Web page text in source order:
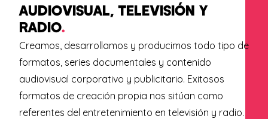
AUDIOVISUAL, TELEVISIÓN Y
RADIO.
Creamos, desarrollamos y producimos todo tipo de
formatos, series documentales y contenido
audiovisual corporativo y publicitario. Exitosos
formatos de creación propia nos sitúan como
referentes del entretenimiento en televisión y radio.